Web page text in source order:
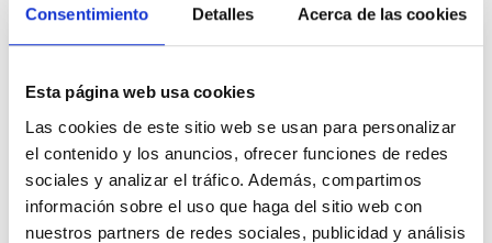
Consentimiento Detalles Acerca de las cookies
Esta página web usa cookies
Las cookies de este sitio web se usan para personalizar
el contenido y los anuncios, ofrecer funciones de redes
sociales y analizar el tráfico. Además, compartimos
información sobre el uso que haga del sitio web con
nuestros partners de redes sociales, publicidad y análisis